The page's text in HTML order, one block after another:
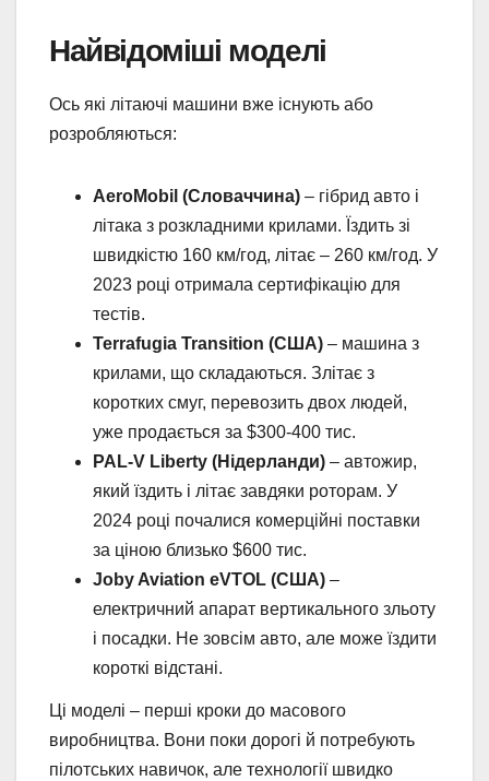
Найвідоміші моделі
Ось які літаючі машини вже існують або
розробляються:
AeroMobil (Словаччина) – гібрид авто і
літака з розкладними крилами. Їздить зі
швидкістю 160 км/год, літає – 260 км/год. У
2023 році отримала сертифікацію для
тестів.
Terrafugia Transition (США) – машина з
крилами, що складаються. Злітає з
коротких смуг, перевозить двох людей,
уже продається за $300-400 тис.
PAL-V Liberty (Нідерланди) – автожир,
який їздить і літає завдяки роторам. У
2024 році почалися комерційні поставки
за ціною близько $600 тис.
Joby Aviation eVTOL (США) –
електричний апарат вертикального зльоту
і посадки. Не зовсім авто, але може їздити
короткі відстані.
Ці моделі – перші кроки до масового
виробництва. Вони поки дорогі й потребують
пілотських навичок, але технології швидко